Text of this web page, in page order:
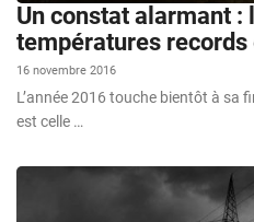
Un constat alarmant :
températures records
16 novembre 2016
L’année 2016 touche bientôt à sa
est celle …